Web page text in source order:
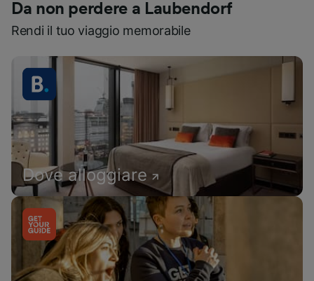
Da non perdere a Laubendorf
Rendi il tuo viaggio memorabile
Dove alloggiare